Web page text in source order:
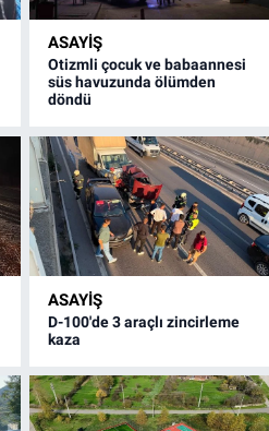
ASAYİŞ
Otizmli çocuk ve babaannesi
süs havuzunda ölümden
döndü
ASAYİŞ
D-100'de 3 araçlı zincirleme
kaza